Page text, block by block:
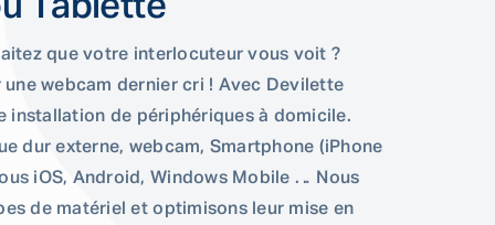
que votre interlocuteur vous voit ?
webcam dernier cri ! Avec Devilette
installation de périphériques à domicile.
dur externe, webcam, Smartphone (iPhone
iOS, Android, Windows Mobile … Nous
de matériel et optimisons leur mise en